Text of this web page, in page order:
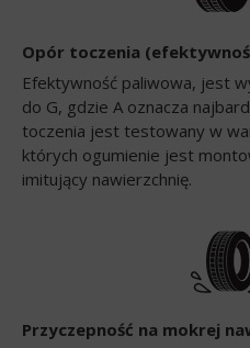
Opór toczenia
Efektywność paliwowa, jest
do G, gdzie A oznacza
toczenia jest testowany w
których ogumienie jest
imitujący nawierzchnię.
Przyczepność na mokrej